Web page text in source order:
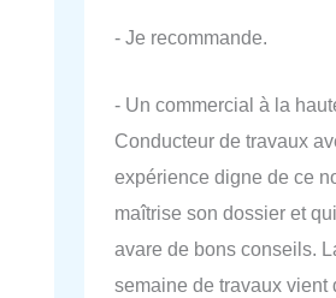
- Je recommande.
- Un commercial à la
Conducteur de travaux
expérience digne de ce
maîtrise son dossier et
avare de bons conseils.
semaine de travaux vient